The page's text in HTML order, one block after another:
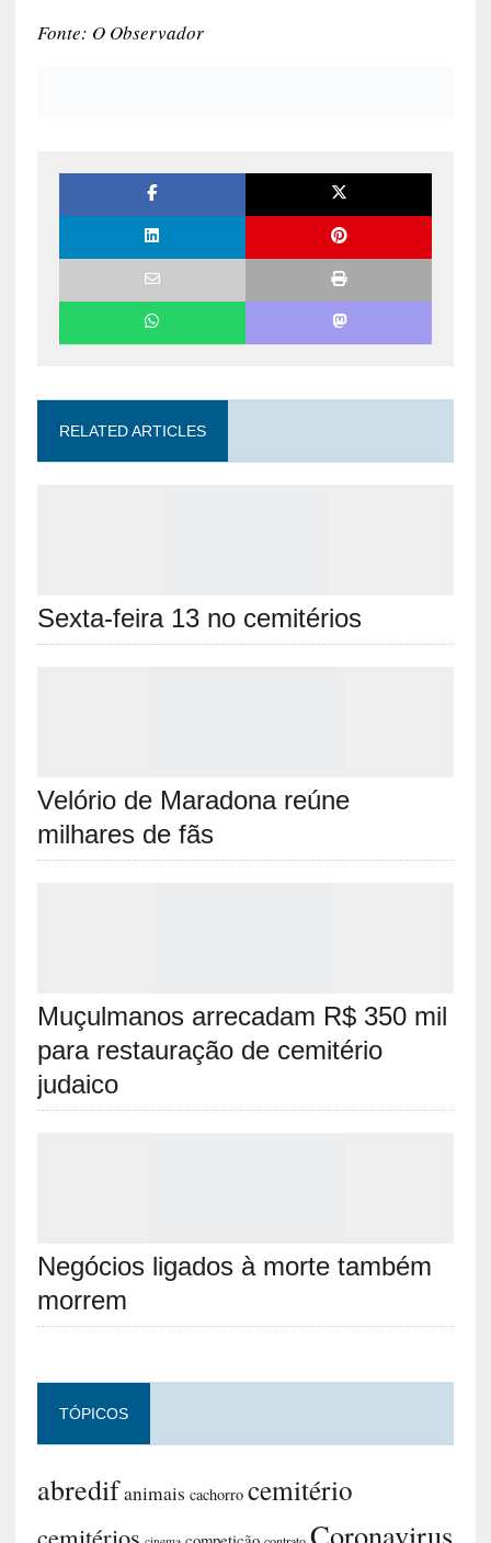
Fonte: O Observador
RELATED ARTICLES
Sexta-feira 13 no cemitérios
Velório de Maradona reúne
milhares de fãs
Muçulmanos arrecadam R$ 350 mil
para restauração de cemitério
judaico
Negócios ligados à morte também
morrem
TÓPICOS
abredifanimais cachorro cemitério
Coronavirus